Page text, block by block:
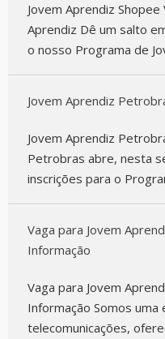
Jovem Aprendiz
Aprendiz Dê um salto
o nosso Programa de
Jovem Aprendiz
Jovem Aprendiz
Petrobras abre, nesta
inscrições para o
Vaga para Jovem
Informação
Vaga para Jovem
Informação Somos
telecomunicações,